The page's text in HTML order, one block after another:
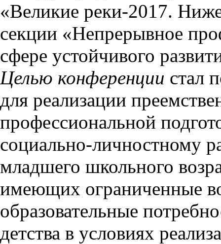
«Великие реки-2017.
секции «Непрерывное
сфере устойчивого
Целью конференции стал
для реализации
профессиональной
социально-личностному
младшего школьного
имеющих ограниченные
образовательные
детства в условиях